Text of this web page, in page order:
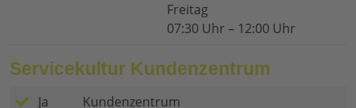
Freitag
07:30 Uhr – 12:00 Uhr
Servicekultur Kundenzentrum
Ja Kundenzentrum